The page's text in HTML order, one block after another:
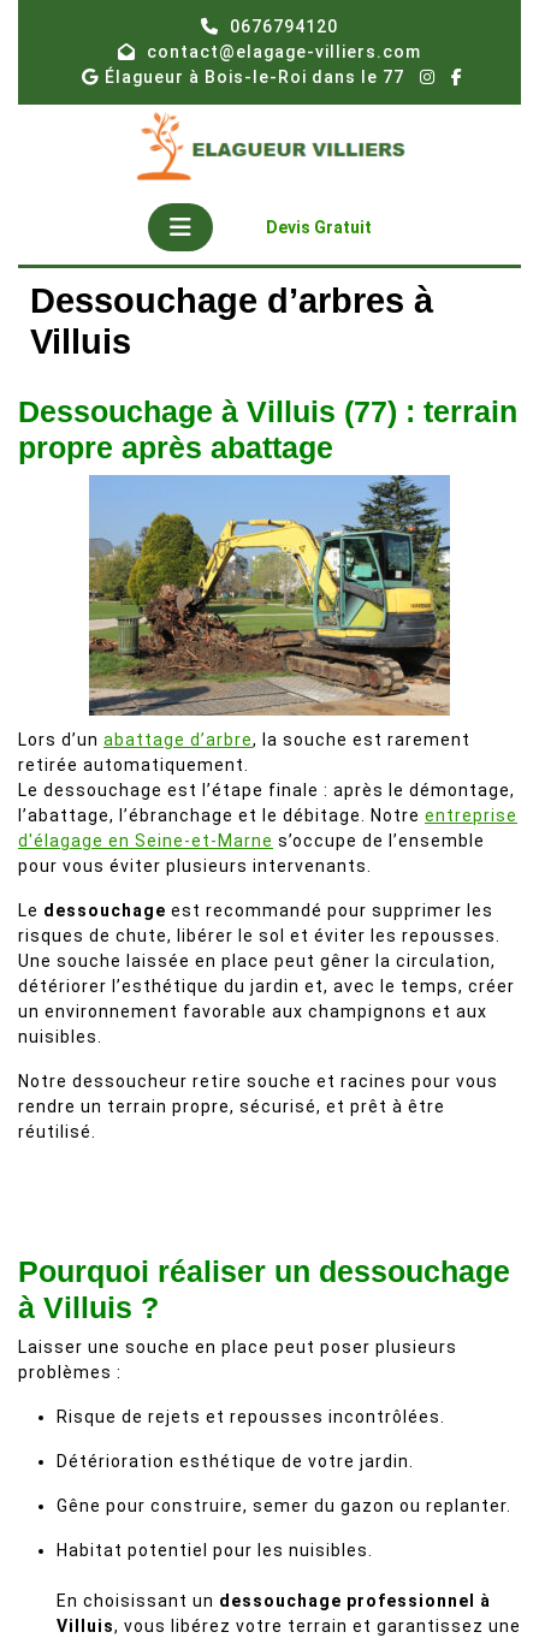
0676794120
contact@elagage-villiers.com
Élagueur à Bois-le-Roi dans le 77
Open
Button
Devis Gratuit
Dessouchage d’arbres à
Villuis
Dessouchage à Villuis (77) : terrain
propre après abattage
Lors d’un abattage d’arbre, la souche est rarement
retirée automatiquement.
Le dessouchage est l’étape finale : après le démontage,
l’abattage, l’ébranchage et le débitage. Notre entreprise
d'élagage en Seine-et-Marne s’occupe de l’ensemble
pour vous éviter plusieurs intervenants.
Le dessouchage est recommandé pour supprimer les
risques de chute, libérer le sol et éviter les repousses.
Une souche laissée en place peut gêner la circulation,
détériorer l’esthétique du jardin et, avec le temps, créer
un environnement favorable aux champignons et aux
nuisibles.
Notre dessoucheur retire souche et racines pour vous
rendre un terrain propre, sécurisé, et prêt à être
réutilisé.
Pourquoi réaliser un dessouchage
à Villuis ?
Laisser une souche en place peut poser plusieurs
problèmes :
Risque de rejets et repousses incontrôlées.
Détérioration esthétique de votre jardin.
Gêne pour construire, semer du gazon ou replanter.
Habitat potentiel pour les nuisibles.
En choisissant un dessouchage professionnel à
Villuis, vous libérez votre terrain et garantissez une